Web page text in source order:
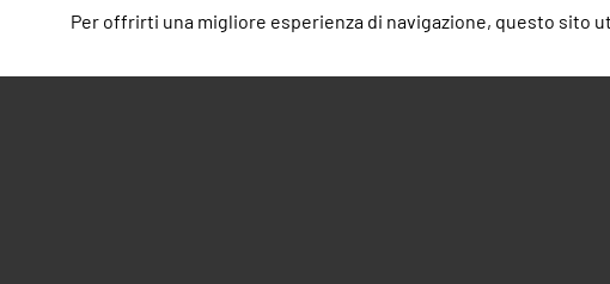
Per offrirti una migliore esperienza di navigazione, questo sito